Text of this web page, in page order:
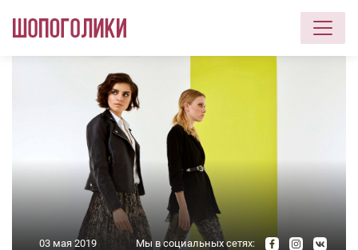
03 мая 2019 Мы в социальных сетях: